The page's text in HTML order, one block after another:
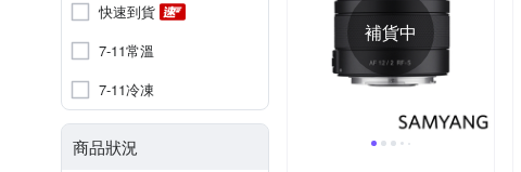
快速到貨
7-11常溫
7-11冷凍
商品狀況
補貨中